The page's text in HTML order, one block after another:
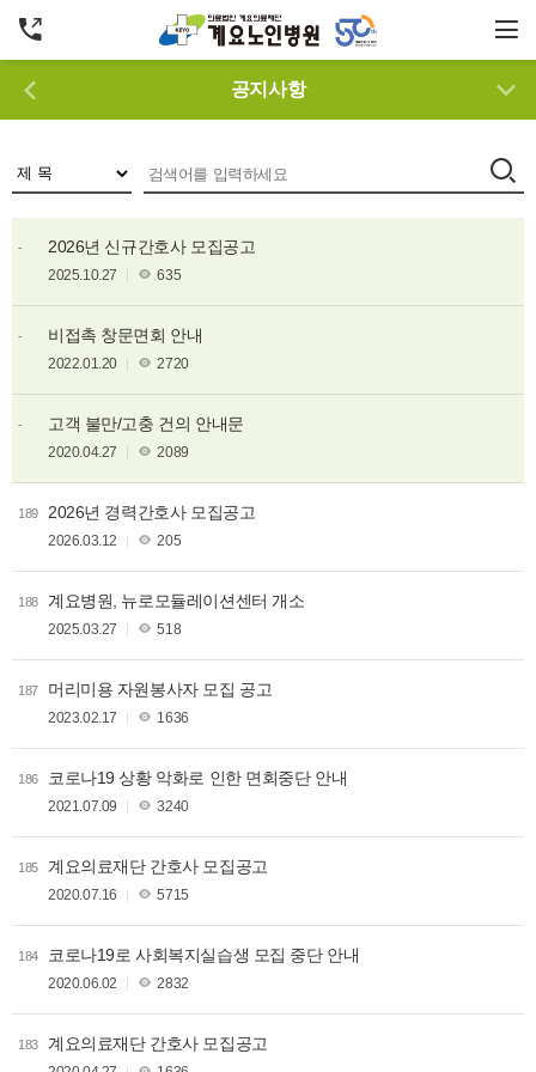
공지 사항
- 2026년 신규간호사 모집공고
2025.10.27 635
- 비접촉 창문면회 안내
2022.01.20 2720
- 고객 불만/고충 건의 안내문
2020.04.27 2089
189 2026년 경력간호사 모집공고
2026.03.12 205
188 계요병원, 뉴로모듈레이션센터 개소
2025.03.27 518
187 머리미용 자원봉사자 모집 공고
2023.02.17 1636
186 코로나19 상황 악화로 인한 면회중단 안내
2021.07.09 3240
185 계요의료재단 간호사 모집공고
2020.07.16 5715
184 코로나19로 사회복지실습생 모집 중단 안내
2020.06.02 2832
183 계요의료재단 간호사 모집공고